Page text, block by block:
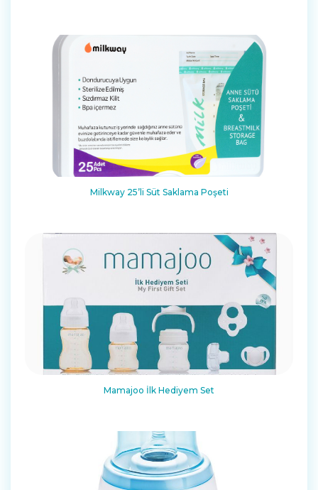
Milkway 25’li Süt Saklama Poşeti
Mamajoo İlk Hediyem Set